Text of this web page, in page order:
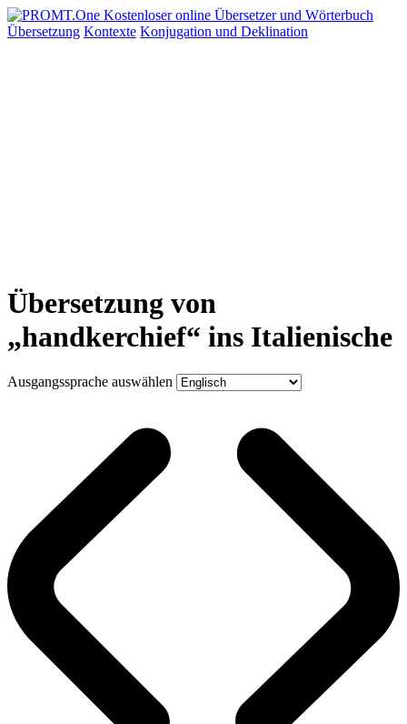
Übersetzung Kontexte Konjugation und Deklination
Übersetzung von
„handkerchief“ ins Italienische
Ausgangssprache auswählen